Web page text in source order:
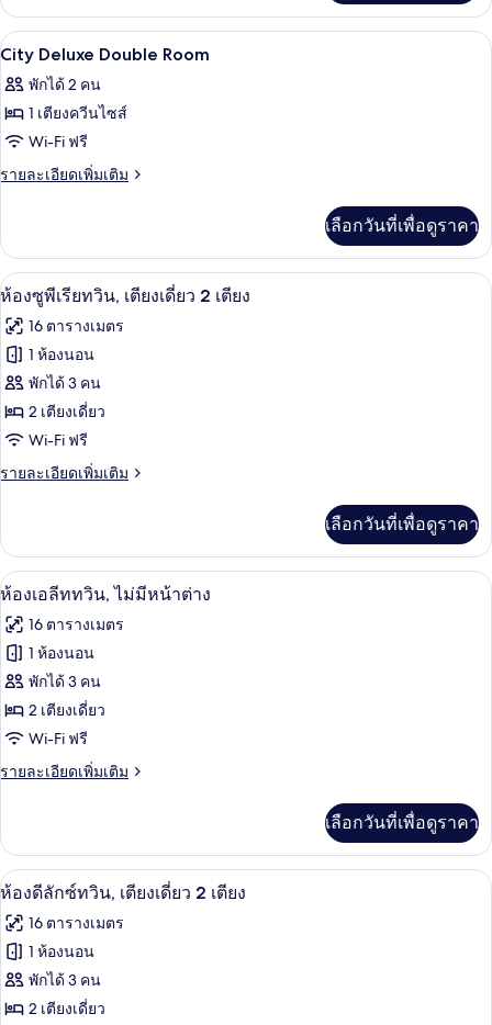
เกี่ยว
กับ
Superior
Double
Room
เปิด
ภาพถ่าย
ทั้งหมด
ของ
City
Room
เครื่องนอนระดับพรีเมียม, ตู้นิรภัยในห้
8
City Deluxe Double Room
พักได้ 2 คน
1 เตียงควีนไซส์
Wi-Fi ฟรี
รายละเอียดเพิ่มเติม
ราย
เกี่ยว
กับ
City
Deluxe
Double
Room
เลือกวันที่เพื่อดูราคา
เปิด
ภาพถ่าย
ทั้งหมด
ของ
ห้อง
ซู
พี
ทวิน,
เตียง
เดี่ยว
2
เตียง
เครื่องนอนระดับพรีเมียม, ตู้นิรภัยในห้
4
ห้องซูพีเรียทวิน, เตียงเดี่ยว 2 เตียง
16 ตารางเมตร
1 ห้องนอน
พักได้ 3 คน
2 เตียงเดี่ยว
Wi-Fi ฟรี
รายละเอียดเพิ่มเติม
ราย
เกี่ยว
กับ
ห้อง
พี
เรีย
ทวิ
น,
เตียง
เดี่ยว
เตียง
เลือกวันที่เพื่อดูราคา
เปิด
ภาพถ่าย
ทั้งหมด
ของ
ห้อง
เอ
ลีท
ไม่มี
หน้าต่าง
ห้องเอลีททวิน, ไม่มีหน้าต่าง | เครื่อง
4
ห้องเอลีททวิน, ไม่มีหน้าต่าง
16 ตารางเมตร
1 ห้องนอน
พักได้ 3 คน
2 เตียงเดี่ยว
Wi-Fi ฟรี
รายละเอียดเพิ่มเติม
ราย
เกี่ยว
กับ
ห้อง
ลีท
ทวิ
น,
ไม่มี
หน้าต่าง
เลือกวันที่เพื่อดูราคา
เปิด
ภาพถ่าย
ทั้งหมด
ของ
ห้อง
เครื่องนอนระดับพรีเมียม, ตู้นิรภัยในห้
4
ห้องดีลักซ์ทวิน, เตียงเดี่ยว 2 เตียง
16 ตารางเมตร
1 ห้องนอน
พักได้ 3 คน
2 เตียงเดี่ยว